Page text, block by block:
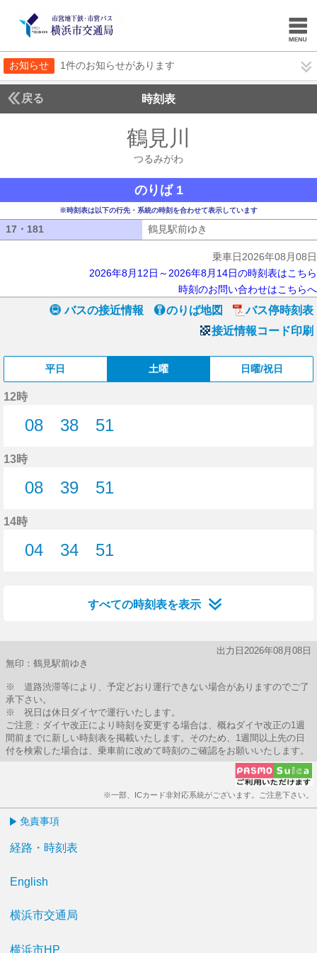
お知らせ 1件のお知らせがあります
戻る 時刻表
鶴見川
つるみがわ
のりば 1
※時刻表は以下の行先・系統の時刻を合わせて表示しています
17・181 鶴見駅前ゆき
乗車日2026年08月08日
2026年8月12日～2026年8月14日の時刻表はこちら
時刻のお問い合わせはこちらへ
バスの接近情報 のりば地図
バス停時刻表
接近情報コード印刷
平日 土曜 日曜/祝日
12時
08
38
51
13時
08
39
51
14時
04
34
51
すべての時刻表を表示
出力日2026年08月08日
無印：鶴見駅前ゆき
※ 道路渋滞等により、予定どおり運行できない場合がありますのでご了
承下さい。
※ 祝日は休日ダイヤで運行いたします。
ご注意：ダイヤ改正により時刻を変更する場合は、概ねダイヤ改正の1週
間前までに新しい時刻表を掲載いたします。そのため、1週間以上先の日
付を検索した場合は、乗車前に改めて時刻のご確認をお願いいたします。
※一部、ICカード非対応系統がございます。ご注意下さい。
免責事項
経路・時刻表
English
横浜市交通局
横浜市HP